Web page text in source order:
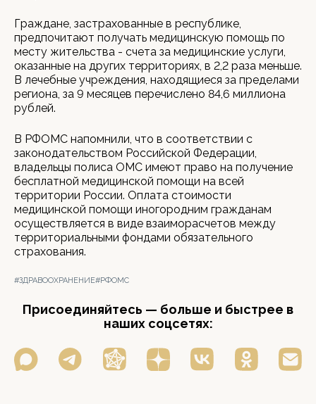
Граждане, застрахованные в республике,
предпочитают получать медицинскую помощь по
месту жительства - счета за медицинские услуги,
оказанные на других территориях, в 2,2 раза меньше.
В лечебные учреждения, находящиеся за пределами
региона, за 9 месяцев перечислено 84,6 миллиона
рублей.
В РФОМС напомнили, что в соответствии с
законодательством Российской Федерации,
владельцы полиса ОМС имеют право на получение
бесплатной медицинской помощи на всей
территории России. Оплата стоимости
медицинской помощи иногородним гражданам
осуществляется в виде взаиморасчетов между
территориальными фондами обязательного
страхования.
#ЗДРАВООХРАНЕНИЕ#РФОМС
Присоединяйтесь — больше и быстрее в
наших соцсетях: